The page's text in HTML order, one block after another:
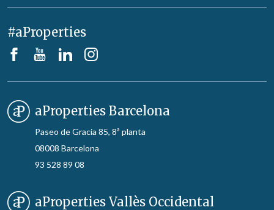
#aProperties
aProperties Barcelona
Paseo de Gracia 85, 8ª planta
08008 Barcelona
93 528 89 08
aProperties Vallès Occidental